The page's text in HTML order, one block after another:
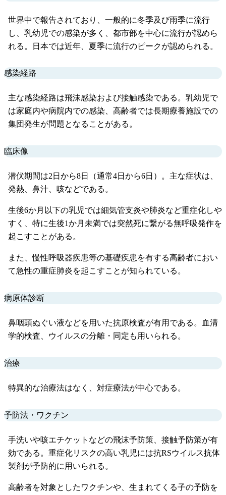
世界中で報告されており、一般的に冬季及び雨季に流行
し、乳幼児での感染が多く、都市部を中心に流行が認めら
れる。日本では近年、夏季に流行のピークが認められる。
感染経路
主な感染経路は飛沫感染および接触感染である。乳幼児で
は家庭内や病院内での感染、高齢者では長期療養施設での
集団発生が問題となることがある。
臨床像
潜伏期間は2日から8日（通常4日から6日）。主な症状は、
発熱、鼻汁、咳などである。
生後6か月以下の乳児では細気管支炎や肺炎など重症化しや
すく、特に生後1か月未満では突然死に繋がる無呼吸発作を
起こすことがある。
また、慢性呼吸器疾患等の基礎疾患を有する高齢者におい
て急性の重症肺炎を起こすことが知られている。
病原体診断
鼻咽頭ぬぐい液などを用いた抗原検査が有用である。血清
学的検査、ウイルスの分離・同定も用いられる。
治療
特異的な治療法はなく、対症療法が中心である。
予防法・ワクチン
手洗いや咳エチケットなどの飛沫予防策、接触予防策が有
効である。重症化リスクの高い乳児には抗RSウイルス抗体
製剤が予防的に用いられる。
高齢者を対象としたワクチンや、生まれてくる子の予防を